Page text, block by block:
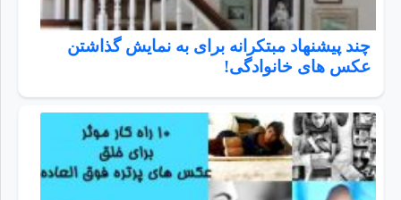
چند پیشنهاد مبتکرانه برای به نمایش گذاشتن
عکس های خانوادگی!